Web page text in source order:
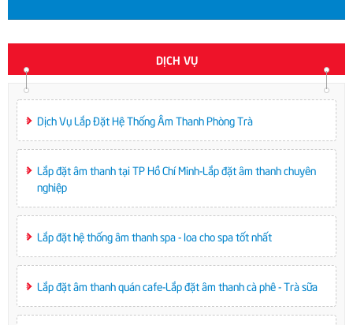
DỊCH VỤ
Dịch Vụ Lắp Đặt Hệ Thống Âm Thanh Phòng Trà
Lắp đặt âm thanh tại TP Hồ Chí Minh-Lắp đặt âm thanh chuyên
nghiệp
Lắp đặt hệ thống âm thanh spa - loa cho spa tốt nhất
Lắp đặt âm thanh quán cafe-Lắp đặt âm thanh cà phê - Trà sữa